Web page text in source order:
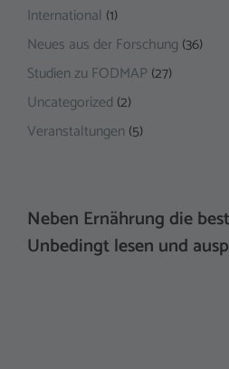
International (1)
Neues aus der Forschung (36)
Studien zu FODMAP (27)
Uncategorized (2)
Veranstaltungen (5)
Neben Ernährung die
Unbedingt lesen und